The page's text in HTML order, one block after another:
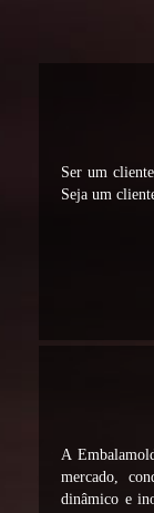
Ser um
Seja um
A
mercado,
dinâmico e